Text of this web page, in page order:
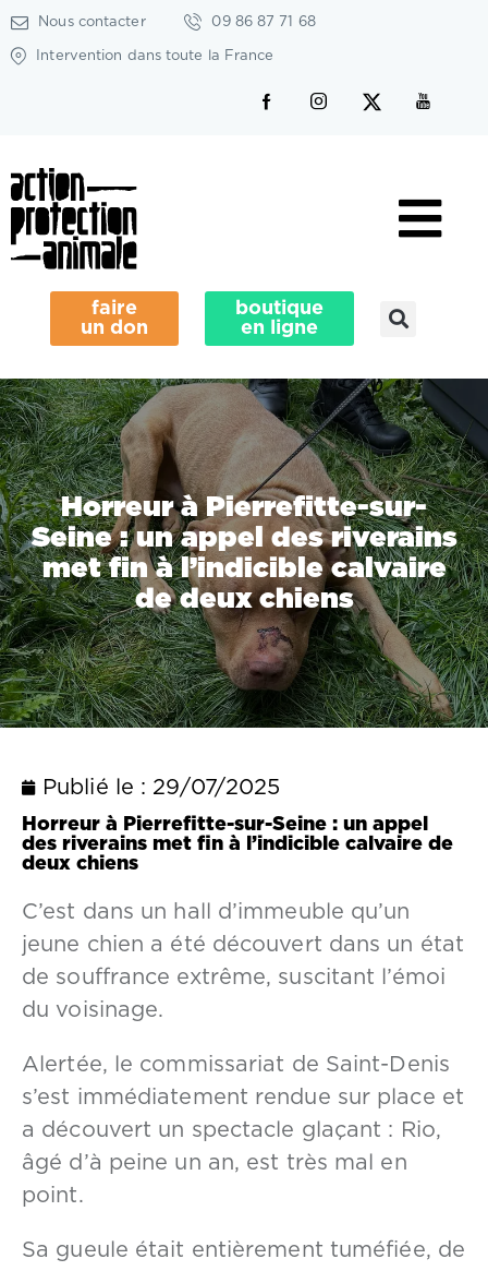
Nous contacter 09 86 87 71 68
Intervention dans toute la France
faire
un don
boutique
en ligne
Horreur à Pierrefitte-sur-
Seine : un appel des riverains
met fin à l’indicible calvaire
de deux chiens
Publié le : 29/07/2025
Horreur à Pierrefitte-sur-Seine : un appel
des riverains met fin à l’indicible calvaire de
deux chiens
C’est dans un hall d’immeuble qu’un
jeune chien a été découvert dans un état
de souffrance extrême, suscitant l’émoi
du voisinage.
Alertée, le commissariat de Saint-Denis
s’est immédiatement rendue sur place et
a découvert un spectacle glaçant : Rio,
âgé d’à peine un an, est très mal en
point.
Sa gueule était entièrement tuméfiée, de